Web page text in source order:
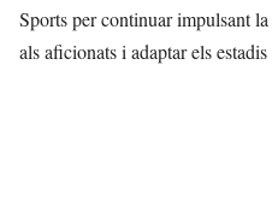
Sports per continuar impulsant
als aficionats i adaptar els